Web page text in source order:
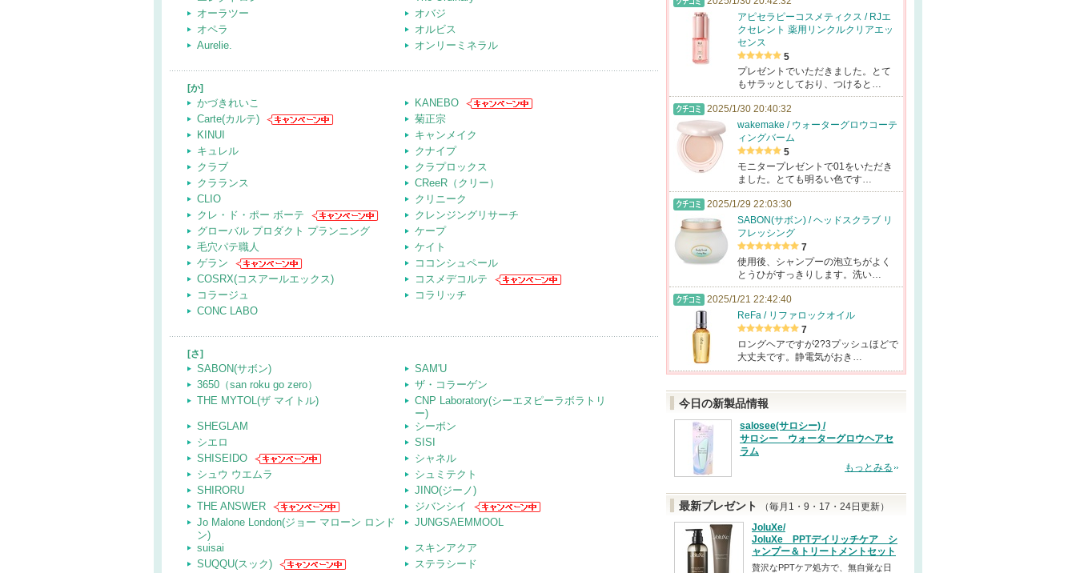
オーラツー
オバジ
オペラ
オルビス
Aurelie.
オンリーミネラル
[か]
かづきれいこ
KANEBO
Carte(カルテ)
菊正宗
KINUI
キャンメイク
キュレル
クナイプ
クラブ
クラプロックス
クラランス
CReeR（クリー）
CLIO
クリニーク
クレ・ド・ポー ボーテ
クレンジングリサーチ
グローバル プロダクト プランニング
ケープ
毛穴パテ職人
ケイト
ゲラン
ココンシュペール
COSRX(コスアールエックス)
コスメデコルテ
コラージュ
コラリッチ
CONC LABO
[さ]
SABON(サボン)
SAM'U
3650（san roku go zero）
ザ・コラーゲン
THE MYTOL(ザ マイトル)
CNP Laboratory(シーエヌピーラボラトリ
ー)
SHEGLAM
シーボン
シエロ
SISI
SHISEIDO
シャネル
シュウ ウエムラ
シュミテクト
SHIRORU
JINO(ジーノ)
THE ANSWER
ジバンシイ
Jo Malone London(ジョー マローン ロンド
ン)
JUNGSAEMMOOL
suisai
スキンアクア
SUQQU(スック)
ステラシード
アピセラピーコスメティクス / RJエ
クセレント 薬用リンクルクリアエッ
センス
5
プレゼントでいただきました。とて
もサラッとしており、つけると…
2025/1/30 20:40:32
wakemake / ウォーターグロウコーテ
ィングバーム
5
モニタープレゼントで01をいただき
ました。とても明るい色です…
2025/1/29 22:03:30
SABON(サボン) / ヘッドスクラブ リ
フレッシング
7
使用後、シャンプーの泡立ちがよく
とうひがすっきりします。洗い…
2025/1/21 22:42:40
ReFa / リファロックオイル
7
ロングヘアですが2?3プッシュほどで
大丈夫です。静電気がおき…
今日の新製品情報
salosee(サロシー) /
サロシー ウォーターグロウヘアセ
ラム
もっとみる
最新プレゼント
（毎月1・9・17・24日更新）
JoluXe/
JoluXe PPTデイリッチケア シ
ャンプー＆トリートメントセット
贅沢なPPTケア処方で、無自覚な日